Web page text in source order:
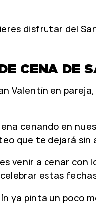
disfrutar del
CENA DE
Valentín en
cenando en
que te dejará sin
venir a cenar
estas
ya pinta un